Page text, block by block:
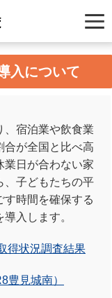
入について
、宿泊業や飲食業
合が全国と比べ高
業日が合わない家
、子どもたちの平
す時間を確保する
入します。
得状況調査結果
豊見城南）